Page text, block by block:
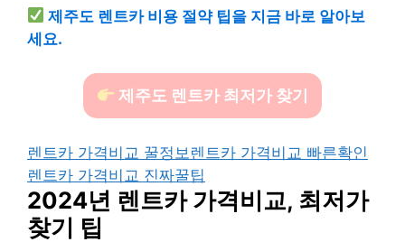
제주도 렌트카 비용 절약 팁을 지금 바로 알아보
세요.
제주도 렌트카 최저가 찾기
렌트카 가격비교 꿀정보 렌트카 가격비교 빠른확인
렌트카 가격비교 진짜꿀팁
2024년 렌트카 가격비교, 최저가
찾기 팁